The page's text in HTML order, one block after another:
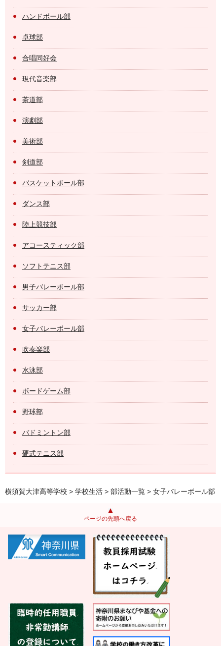
ハンドボール部
卓球部
合唱同好会
現代音楽部
茶道部
演劇部
美術部
剣道部
バスケットボール部
ダンス部
陸上競技部
アコースティック部
ソフトテニス部
男子バレーボール部
サッカー部
女子バレーボール部
吹奏楽部
水泳部
ボードゲーム部
野球部
バドミントン部
硬式テニス部
横須賀大津高等学校 > 学校生活 > 部活動一覧 > 女子バレーボール部
ページの先頭へ戻る